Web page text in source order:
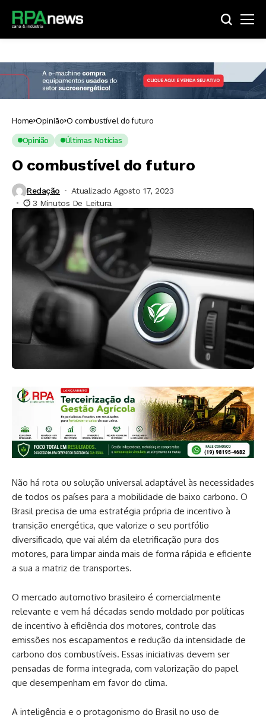
Home Opinião O combustível do futuro
Opinião Últimas Notícias
O combustível do futuro
Redação
Atualizado Agosto 17, 2023
3 Minutos De Leitura
Não há rota ou solução universal adaptável às necessidades
de todos os países para a mobilidade de baixo carbono. O
Brasil precisa de uma estratégia própria de incentivo à
transição energética, que valorize o seu portfólio
diversificado, que vai além da eletrificação pura dos
motores, para limpar ainda mais de forma rápida e eficiente
a sua a matriz de transportes.
O mercado automotivo brasileiro é comercialmente
relevante e vem há décadas sendo moldado por políticas
de incentivo à eficiência dos motores, controle das
emissões nos escapamentos e redução da intensidade de
carbono dos combustíveis. Essas iniciativas devem ser
pensadas de forma integrada, com valorização do papel
que desempenham em favor do clima.
A inteligência e o protagonismo do Brasil no uso de